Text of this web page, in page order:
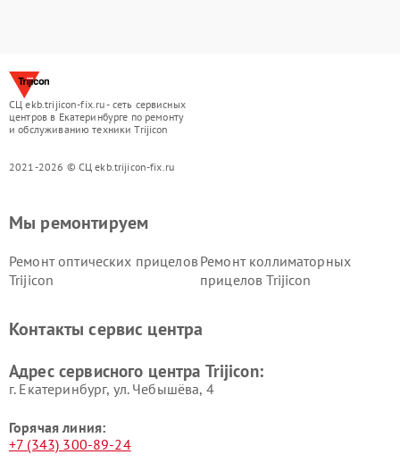
СЦ ekb.trijicon-fix.ru - сеть сервисных
центров в Екатеринбурге по ремонту
и обслуживанию техники Trijicon
2021-2026 © СЦ ekb.trijicon-fix.ru
Мы ремонтируем
Ремонт оптических прицелов
Trijicon
Ремонт коллиматорных
прицелов Trijicon
Контакты сервис центра
Адрес сервисного центра Trijicon:
г. Екатеринбург, ул. Чебышёва, 4
Горячая линия:
+7 (343) 300-89-24